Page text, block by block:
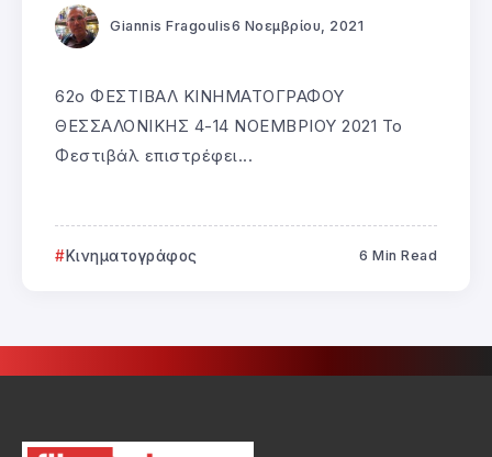
Giannis Fragoulis6 Νοεμβρίου, 2021
62o ΦΕΣΤΙΒΑΛ ΚΙΝΗΜΑΤΟΓΡΑΦΟΥ
ΘΕΣΣΑΛΟΝΙΚΗΣ 4-14 ΝΟΕΜΒΡΙΟΥ 2021 Το
Φεστιβάλ επιστρέφει...
Κινηματογράφος 6 Min Read